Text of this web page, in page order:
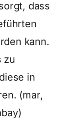
dass
kann.
zu
in
(mar,